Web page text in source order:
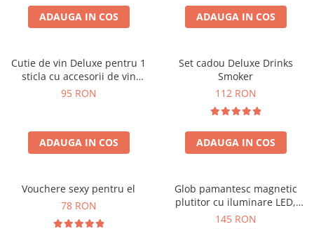
ADAUGA IN COS ADAUGA IN COS
Cutie de vin Deluxe pentru 1
sticla cu accesorii de vin
incluse interior oranj
95 RON
ADAUGA IN COS
Set cadou Deluxe Drinks
Smoker
112 RON
ADAUGA IN COS
Vouchere sexy pentru el
78 RON
Glob pamantesc magnetic
plutitor cu iluminare LED,
Forma C
145 RON